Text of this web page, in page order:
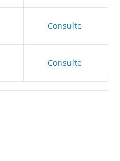
Consulte
Consulte